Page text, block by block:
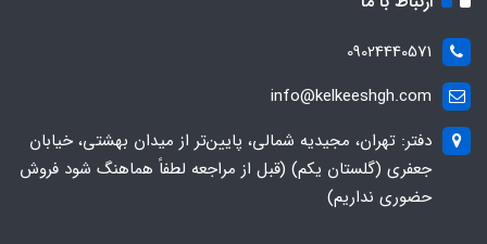
09024440571
info@kelkeeshgh.com
دفتر: تهران، مجیدیه شمالی، پایین‌تر از میدان بهشتی، خیابان
جعفری (گلستان یکم) (قبل از مراجعه لطفاً هماهنگ شود فروش
حضوری نداریم)